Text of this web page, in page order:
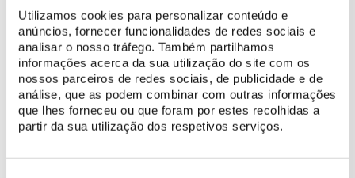
Utilizamos cookies para personalizar conteúdo e
anúncios, fornecer funcionalidades de redes sociais e
analisar o nosso tráfego. Também partilhamos
informações acerca da sua utilização do site com os
nossos parceiros de redes sociais, de publicidade e de
análise, que as podem combinar com outras informações
que lhes forneceu ou que foram por estes recolhidas a
partir da sua utilização dos respetivos serviços.
info@parquesdesintra.pt
21 923 73 00
Lagos e fontes a descobrir